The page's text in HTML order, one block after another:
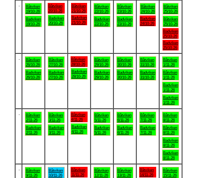
Båtviken
19/10-26
Badviken
19/10-26
Båtviken
20/10-26
Badviken
20/10-26
Båtviken
21/10-26
Badviken
21/10-26
Båtviken
22/10-26
Badviken
22/10-26
Båtviken
23/10-26
Badviken
23/10-26
Båtviken
24/10-26
Badviken
24/10-26
Båtviken
25/10-26
Båtviken
25/10-26
Badviken
25/10-26
Badviken
25/10-26
Båtviken
26/10-26
Badviken
26/10-26
Båtviken
27/10-26
Badviken
27/10-26
Båtviken
28/10-26
Badviken
28/10-26
Båtviken
29/10-26
Badviken
29/10-26
Båtviken
30/10-26
Badviken
30/10-26
Båtviken
31/10-26
Badviken
31/10-26
Båtviken
1/11-26
Båtviken
1/11-26
Badviken
1/11-26
Badviken
1/11-26
Båtviken
2/11-26
Badviken
2/11-26
Båtviken
3/11-26
Badviken
3/11-26
Båtviken
4/11-26
Badviken
4/11-26
Båtviken
5/11-26
Badviken
5/11-26
Båtviken
6/11-26
Badviken
6/11-26
Båtviken
7/11-26
Badviken
7/11-26
Båtviken
8/11-26
Båtviken
8/11-26
Badviken
8/11-26
Badviken
8/11-26
Båtviken
9/11-26
Båtviken
10/11-26
Båtviken
11/11-26
Båtviken
12/11-26
Båtviken
13/11-26
Båtviken
14/11-26
Båtviken
15/11-26